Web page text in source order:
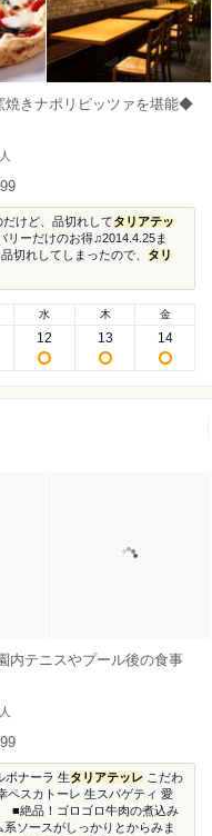
焼きナポリピッツァを堪能◆
人
だけど、品切れしてタリアテッ
ーだけのお得♫2014.4.25ま
切れしてしまったので、 タリ
水
12
木
13
金
14
内テニスやプール後の食事
人
ボナーラ 生タリアテッレ こだわ
スカトーレ 生スパゲティ 愛
■絶品！ゴロゴロ牛肉の煮込み
系ソースがしっかりとからみま